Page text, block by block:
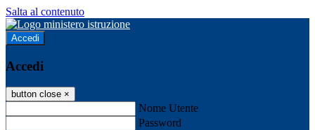
Salta al contenuto
Accedi
Accedi
button close ×
Nome Utente
Password